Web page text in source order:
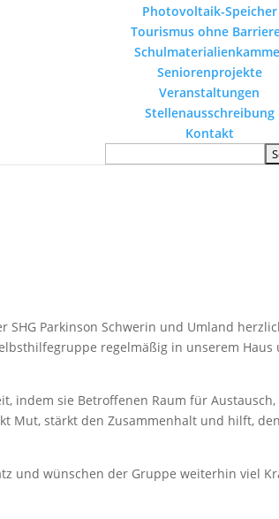
Photovoltaik-Speicher
Tourismus ohne
Seniorenprojekte
Veranstaltungen
Stellenausschreibung
Kontakt
SHG Parkinson Schwerin und Umland
regelmäßig in unserem
indem sie Betroffenen Raum für
Mut, stärkt den Zusammenhalt und hilft,
und wünschen der Gruppe weiterhin viel